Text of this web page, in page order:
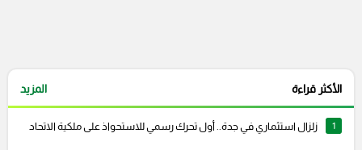
الأكثر قراءة المزيد
1 زلزال استثماري في جدة.. أول تحرك رسمي للاستحواذ على ملكية الاتحاد